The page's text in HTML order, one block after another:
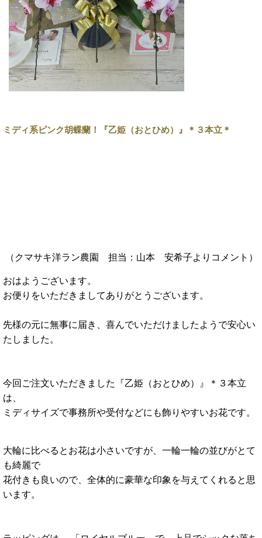
ミディ系ピンク胡蝶蘭！『乙姫（おとひめ）』＊３本立＊
（クマサキ洋ラン農園 担当： 山本 安希子よりコメント ）
おはようございます。
お便りをいただきましてありがとうございます。
先様の元に無事に届き、喜んでいただけましたようで安心い
たしました。
今回ご注文いただきました『乙姫（おとひめ）』＊３本立
は、
ミディサイズで事務所や受付などにも飾りやすいお花です。
大輪に比べるとお花は小さいですが、一輪一輪の並びがとて
も綺麗で
花付きも良いので、全体的に豪華な印象を与えてくれると思
います。